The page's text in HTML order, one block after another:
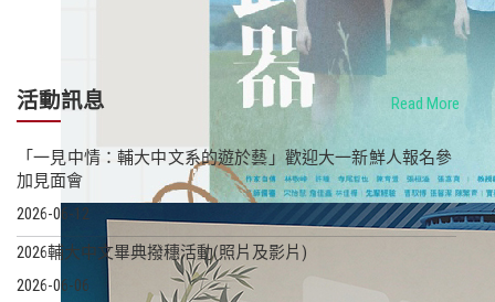
活動訊息
「一見中情：輔大中文系的遊於藝」歡迎大一新鮮人報名參
加見面會
2026-06-12
2026輔大中文畢典撥穗活動(照片及影片)
2026-06-06
Read More